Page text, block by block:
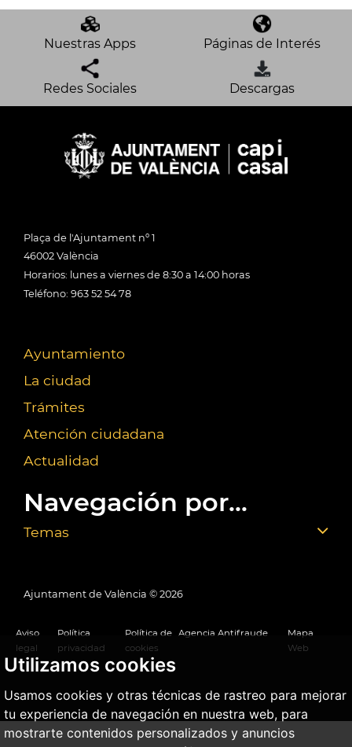
Utilizamos cookies
Usamos cookies y otras técnicas de rastreo para mejorar
tu experiencia de navegación en nuestra web, para
mostrarte contenidos personalizados y anuncios
Nuestras Apps Páginas de Interés
Redes Sociales Descargas
Plaça de l'Ajuntament nº 1
46002 València
Horarios: lunes a viernes de 8:30 a 14:00 horas
Teléfono: 963 52 54 78
Ayuntamiento
La ciudad
Trámites
Atención ciudadana
Actualidad
Navegación por...
Temas
Ajuntament de València © 2026
Aviso
legal
Política
privacidad
Política de
cookies
Agencia Antifraude
Mapa
Web